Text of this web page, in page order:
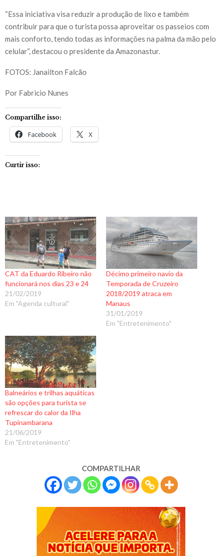
“Essa iniciativa visa reduzir a produção de lixo e também
contribuir para que o turista possa aproveitar os passeios com
mais conforto, tendo todas as informações na palma da mão pelo
celular”, destacou o presidente da Amazonastur.
FOTOS: Janailton Falcão
Por Fabricio Nunes
Compartilhe isso:
Facebook X
Curtir isso:
CAT da Eduardo Ribeiro não
funcionará nos dias 23 e 24
21/02/2019
Em "Agenda cultural"
Décimo primeiro navio da
Temporada de Cruzeiro
2018/2019 atraca em
Manaus
31/01/2019
Em "Entretenimento"
Balneários e trilhas aquáticas
são opções para turista se
refrescar do calor da Ilha
Tupinambarana
21/06/2019
Em "Entretenimento"
COMPARTILHAR